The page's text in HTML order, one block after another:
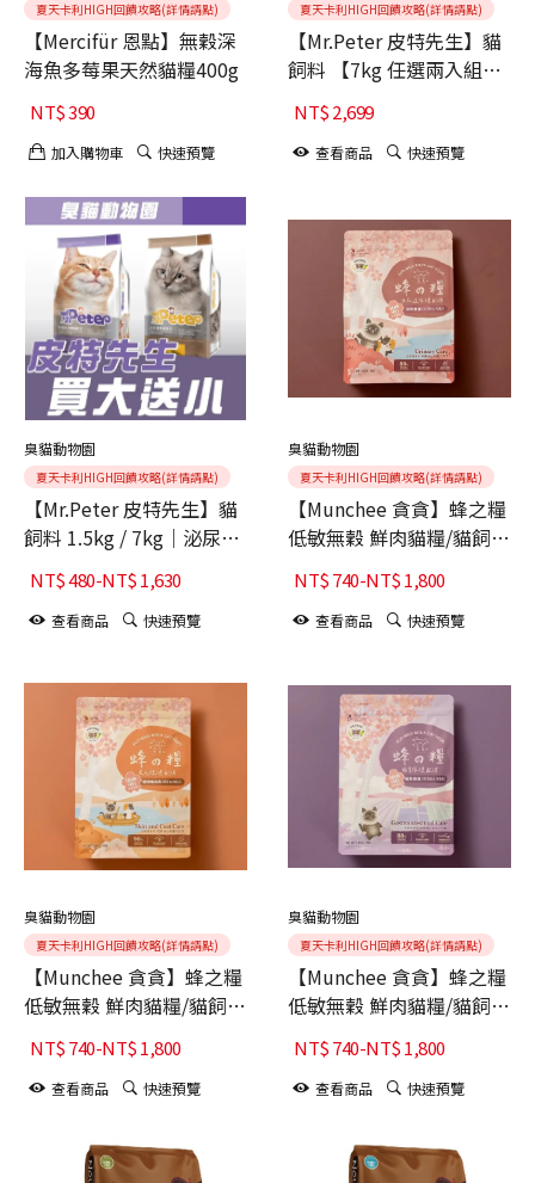
夏天卡利HIGH回饋攻略(詳情請點)
【Mercifür 恩點】無穀深
海魚多莓果天然貓糧400g
NT$390
加入購物車 快速預覽
夏天卡利HIGH回饋攻略(詳情請點)
【Mr.Peter 皮特先生】貓
飼料 【7kg 任選兩入組】
高CP值｜泌尿保健 / 挑嘴
配方 台灣製造 (無穀配方
高蛋白質 貓飼料 全齡貓)
NT$2,699
查看商品 快速預覽
臭貓動物園
夏天卡利HIGH回饋攻略(詳情請點)
【Mr.Peter 皮特先生】貓
飼料 1.5kg / 7kg｜泌尿保
健 / 挑嘴配方 台灣製造
(無穀配方 高蛋白質 貓飼
料 全齡貓)
NT$480-NT$1,630
查看商品 快速預覽
臭貓動物園
夏天卡利HIGH回饋攻略(詳情請點)
【Munchee 貪貪】蜂之糧
低敏無穀 鮮肉貓糧/貓飼料
【田園雙雞 1.8KG-5KG】
泌尿道保健
NT$740-NT$1,800
查看商品 快速預覽
臭貓動物園
夏天卡利HIGH回饋攻略(詳情請點)
【Munchee 貪貪】蜂之糧
低敏無穀 鮮肉貓糧/貓飼料
【櫻桃鴨烏魚 1.8KG-
5KG】皮毛保健
NT$740-NT$1,800
查看商品 快速預覽
臭貓動物園
夏天卡利HIGH回饋攻略(詳情請點)
【Munchee 貪貪】蜂之糧
低敏無穀 鮮肉貓糧/貓飼料
【鱸魚燉雞 1.8KG-5KG】
腸胃保健
NT$740-NT$1,800
查看商品 快速預覽